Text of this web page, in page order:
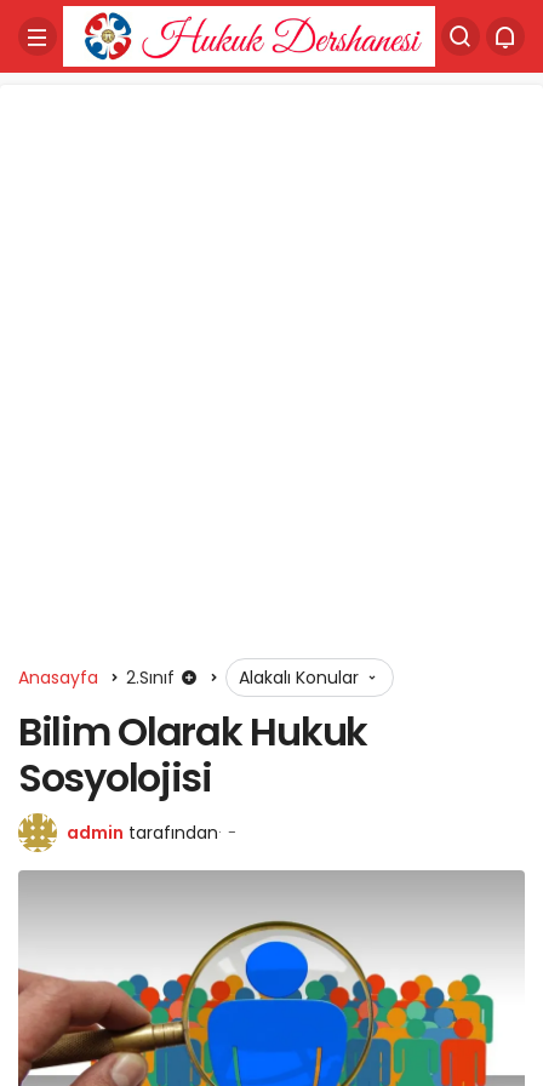
Anasayfa 2.Sınıf Alakalı Konular
Bilim Olarak Hukuk
Sosyolojisi
admin tarafından -